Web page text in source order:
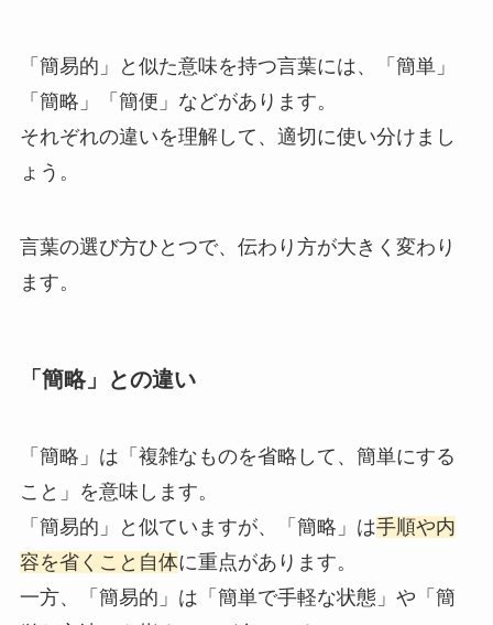
「簡易的」と似た意味を持つ言葉には、「簡単」
「簡略」「簡便」などがあります。
それぞれの違いを理解して、適切に使い分けまし
ょう。
言葉の選び方ひとつで、伝わり方が大きく変わり
ます。
「簡略」との違い
「簡略」は「複雑なものを省略して、簡単にする
こと」を意味します。
「簡易的」と似ていますが、「簡略」は手順や内
容を省くこと自体に重点があります。
一方、「簡易的」は「簡単で手軽な状態」や「簡